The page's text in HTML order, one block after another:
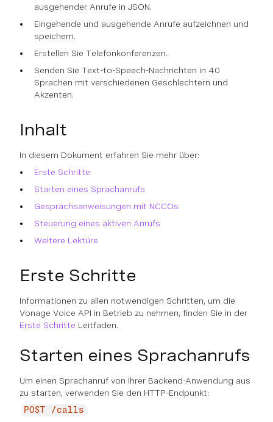
ausgehender Anrufe in JSON.
Eingehende und ausgehende Anrufe aufzeichnen und
speichern.
Erstellen Sie Telefonkonferenzen.
Senden Sie Text-to-Speech-Nachrichten in 40
Sprachen mit verschiedenen Geschlechtern und
Akzenten.
Inhalt
In diesem Dokument erfahren Sie mehr über:
Erste Schritte
Starten eines Sprachanrufs
Gesprächsanweisungen mit NCCOs
Steuerung eines aktiven Anrufs
Weitere Lektüre
Erste Schritte
Informationen zu allen notwendigen Schritten, um die
Vonage Voice API in Betrieb zu nehmen, finden Sie in der
Erste Schritte Leitfaden.
Starten eines Sprachanrufs
Um einen Sprachanruf von Ihrer Backend-Anwendung aus
zu starten, verwenden Sie den HTTP-Endpunkt:
POST /calls